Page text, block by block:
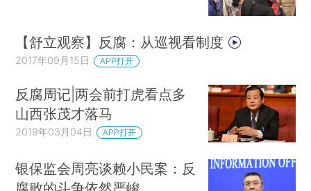
【舒立观察】反腐：从巡视看制度
2017年09月15日 APP打开
反腐周记|两会前打虎看点多
山西张茂才落马
2019年03月04日 APP打开
银保监会周亮谈赖小民案：反